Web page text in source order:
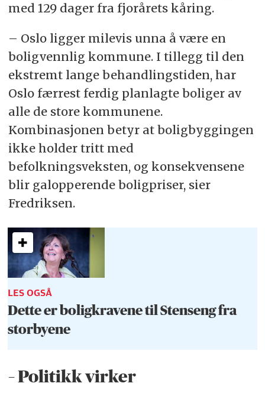
med 129 dager fra fjorårets kåring.
– Oslo ligger milevis unna å være en
boligvennlig kommune. I tillegg til den
ekstremt lange behandlingstiden, har
Oslo færrest ferdig planlagte boliger av
alle de store kommunene.
Kombinasjonen betyr at boligbyggingen
ikke holder tritt med
befolkningsveksten, og konsekvensene
blir galopperende boligpriser, sier
Fredriksen.
LES OGSÅ
Dette er boligkravene til Stenseng fra
storbyene
– Politikk virker